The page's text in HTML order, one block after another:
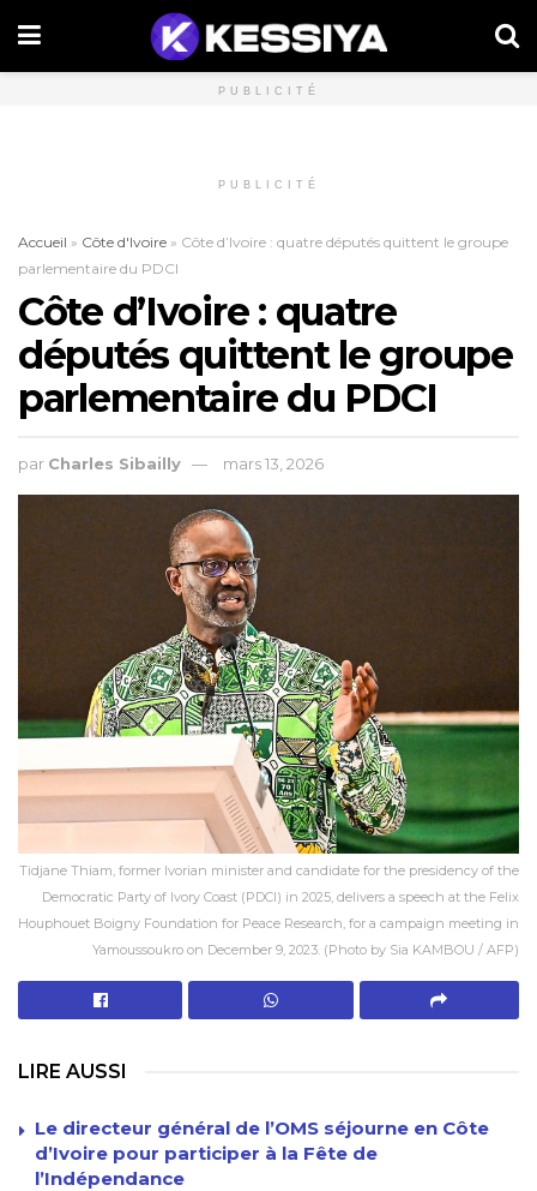
PUBLICITÉ
PUBLICITÉ
Accueil » Côte d'Ivoire » Côte d’Ivoire : quatre députés quittent le groupe
parlementaire du PDCI
Côte d’Ivoire : quatre
députés quittent le groupe
parlementaire du PDCI
par Charles Sibailly mars 13, 2026
Tidjane Thiam, former Ivorian minister and candidate for the presidency of the
Democratic Party of Ivory Coast (PDCI) in 2025, delivers a speech at the Felix
Houphouet Boigny Foundation for Peace Research, for a campaign meeting in
Yamoussoukro on December 9, 2023. (Photo by Sia KAMBOU / AFP)
LIRE AUSSI
Le directeur général de l’OMS séjourne en Côte
d’Ivoire pour participer à la Fête de
l’Indépendance